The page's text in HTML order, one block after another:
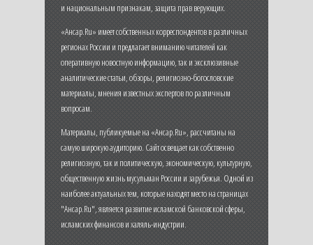
и национальным признакам, защита прав верующих.
«Ансар.Ru» имеет собственных корреспондентов в различных
регионах России и предлагает вниманию читателей как
оперативную новостную информацию, так и эксклюзивные
аналитические статьи, обзоры, религиозно-богословские
материалы, мнения известных экспертов по различным
вопросам.
Материалы, публикуемые на «Ансар.Ru», рассчитаны на
самую широкую аудиторию. Сайт освещает как собственно
религиозную, так и политическую, экономическую, культурную,
общественную жизнь мусульман России и зарубежья. Одной из
наиболее актуальных тем, которые находят место на страницах
"Ансар.Ru", является развитие исламской банковской сферы,
исламских финансов и халяль-индустрии.